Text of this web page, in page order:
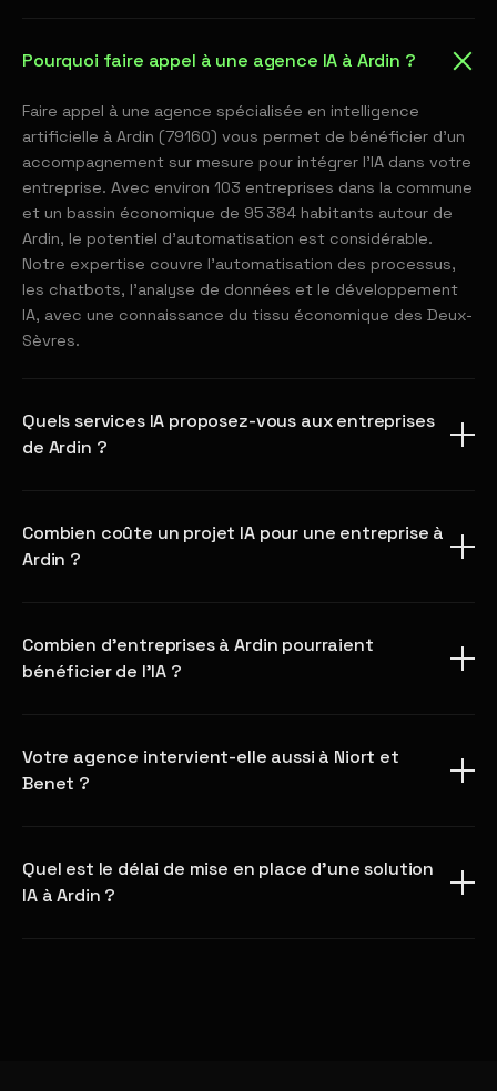
Pourquoi faire appel à une agence IA à Ardin ?
Faire appel à une agence spécialisée en intelligence
artificielle à Ardin (79160) vous permet de bénéficier d'un
accompagnement sur mesure pour intégrer l'IA dans votre
entreprise. Avec environ 103 entreprises dans la commune
et un bassin économique de 95 384 habitants autour de
Ardin, le potentiel d'automatisation est considérable.
Notre expertise couvre l'automatisation des processus,
les chatbots, l'analyse de données et le développement
IA, avec une connaissance du tissu économique des Deux-
Sèvres.
Quels services IA proposez-vous aux entreprises
de Ardin ?
Combien coûte un projet IA pour une entreprise à
Ardin ?
Combien d'entreprises à Ardin pourraient
bénéficier de l'IA ?
Votre agence intervient-elle aussi à Niort et
Benet ?
Quel est le délai de mise en place d'une solution
IA à Ardin ?